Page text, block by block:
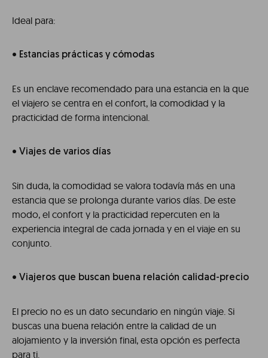
Ideal para:
• Estancias prácticas y cómodas
Es un enclave recomendado para una estancia en la que
el viajero se centra en el confort, la comodidad y la
practicidad de forma intencional.
• Viajes de varios días
Sin duda, la comodidad se valora todavía más en una
estancia que se prolonga durante varios días. De este
modo, el confort y la practicidad repercuten en la
experiencia integral de cada jornada y en el viaje en su
conjunto.
• Viajeros que buscan buena relación calidad-precio
El precio no es un dato secundario en ningún viaje. Si
buscas una buena relación entre la calidad de un
alojamiento y la inversión final, esta opción es perfecta
para ti.